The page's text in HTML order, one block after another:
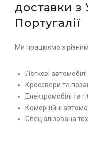
доставки з
Португалії
Ми працюємо з
Легкові автомобілі
Кросовери та
Електромобілі та
Комерційні
Спеціалізована